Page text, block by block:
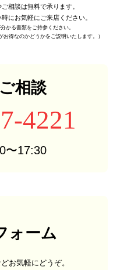
相談は無料で承ります。
時にお気軽にご来店ください。
かる書類をご持参ください。
お得なのかどうかをご説明いたします。）
相談
4221
〜17:30
ォーム
お気軽にどうぞ。